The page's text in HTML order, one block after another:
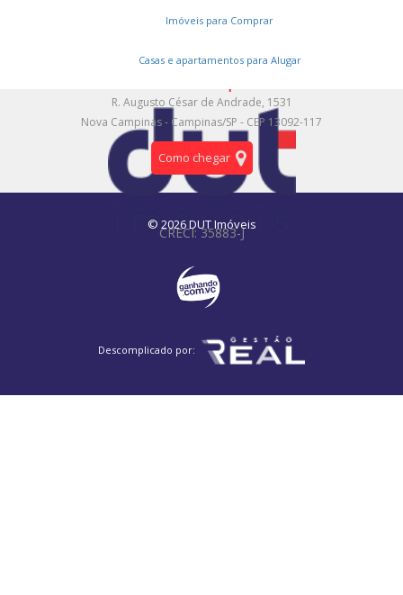
Imóveis para Comprar
Casas e apartamentos para Alugar
CRECI: 35883-J
Gestão Real
R. Augusto César de Andrade, 1531
Nova Campinas - Campinas/SP - CEP 13092-117
Como chegar
© 2026 DUT Imóveis
Descomplicado por: